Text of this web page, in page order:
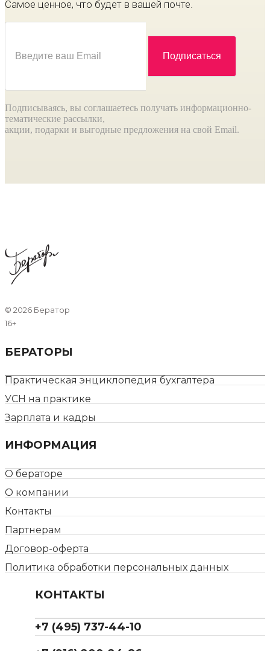
Самое ценное, что будет в вашей почте.
Подписываясь, вы соглашаетесь получать информационно-
тематические рассылки,
акции, подарки и выгодные предложения на свой Email.
© 2026 Бератор
16+
БЕРАТОРЫ
Практическая энциклопедия бухгалтера
УСН на практике
Зарплата и кадры
ИНФОРМАЦИЯ
О бераторе
О компании
Контакты
Партнерам
Договор-оферта
Политика обработки персональных данных
КОНТАКТЫ
+7 (495) 737-44-10